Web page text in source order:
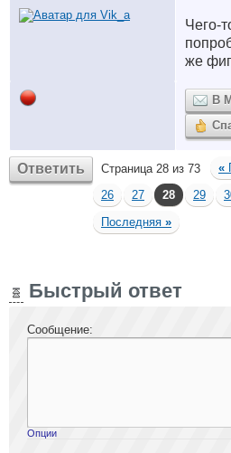
Чего-
же
В
Ответить Страница 28 из 73 «
26
27 28 29
Последняя »
Быстрый ответ
Сообщение:
Опции